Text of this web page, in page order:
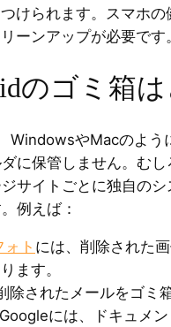
けられます。スマホ
ーンアップが必要です。
のゴミ箱
WindowsやMacのよう
に保管しません。む
サイトごとに独自の
例えば：
ト には、削除された
ます。
除されたメールをゴミ
には、ドキュメ